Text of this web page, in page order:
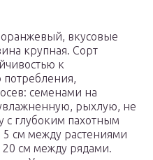
вкусовые
крупная. Сорт
к
потребления,
семенами на
рыхлую, не
с глубоким пахотным
см между растениями
см между рядами.